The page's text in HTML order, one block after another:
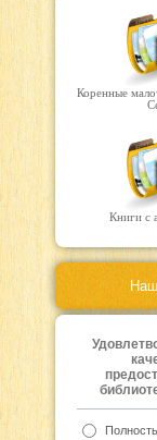
Коренные
Книги с